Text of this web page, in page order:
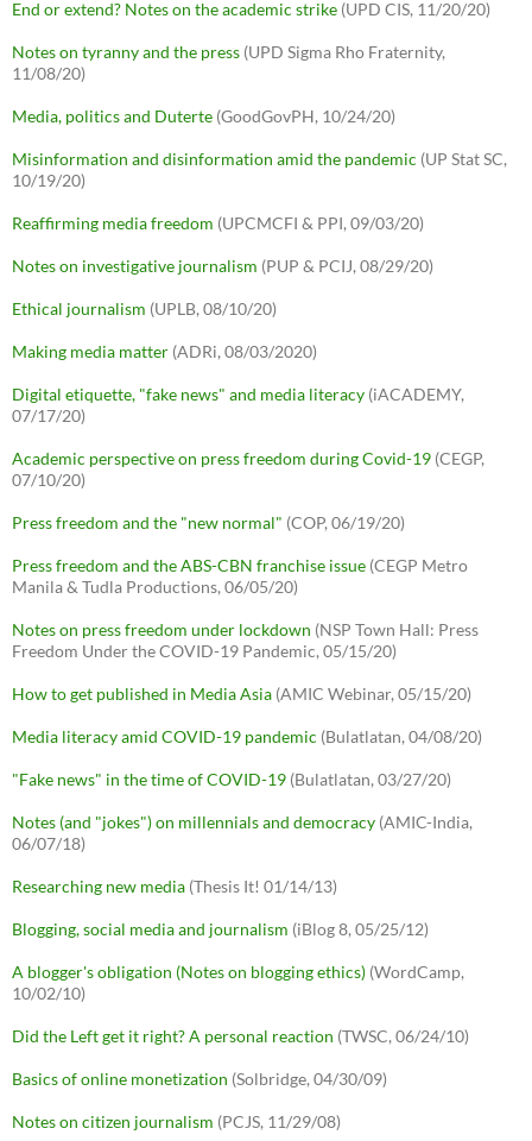
End or extend? Notes on the academic strike (UPD CIS, 11/20/20)
Notes on tyranny and the press (UPD Sigma Rho Fraternity,
11/08/20)
Media, politics and Duterte (GoodGovPH, 10/24/20)
Misinformation and disinformation amid the pandemic (UP Stat SC,
10/19/20)
Reaffirming media freedom (UPCMCFI & PPI, 09/03/20)
Notes on investigative journalism (PUP & PCIJ, 08/29/20)
Ethical journalism (UPLB, 08/10/20)
Making media matter (ADRi, 08/03/2020)
Digital etiquette, "fake news" and media literacy (iACADEMY,
07/17/20)
Academic perspective on press freedom during Covid-19 (CEGP,
07/10/20)
Press freedom and the "new normal" (COP, 06/19/20)
Press freedom and the ABS-CBN franchise issue (CEGP Metro
Manila & Tudla Productions, 06/05/20)
Notes on press freedom under lockdown (NSP Town Hall: Press
Freedom Under the COVID-19 Pandemic, 05/15/20)
How to get published in Media Asia (AMIC Webinar, 05/15/20)
Media literacy amid COVID-19 pandemic (Bulatlatan, 04/08/20)
"Fake news" in the time of COVID-19 (Bulatlatan, 03/27/20)
Notes (and "jokes") on millennials and democracy (AMIC-India,
06/07/18)
Researching new media (Thesis It! 01/14/13)
Blogging, social media and journalism (iBlog 8, 05/25/12)
A blogger's obligation (Notes on blogging ethics) (WordCamp,
10/02/10)
Did the Left get it right? A personal reaction (TWSC, 06/24/10)
Basics of online monetization (Solbridge, 04/30/09)
Notes on citizen journalism (PCJS, 11/29/08)